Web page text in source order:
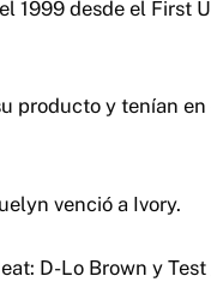
1999 desde el First
producto y tenían
venció a Ivory.
D-Lo Brown y